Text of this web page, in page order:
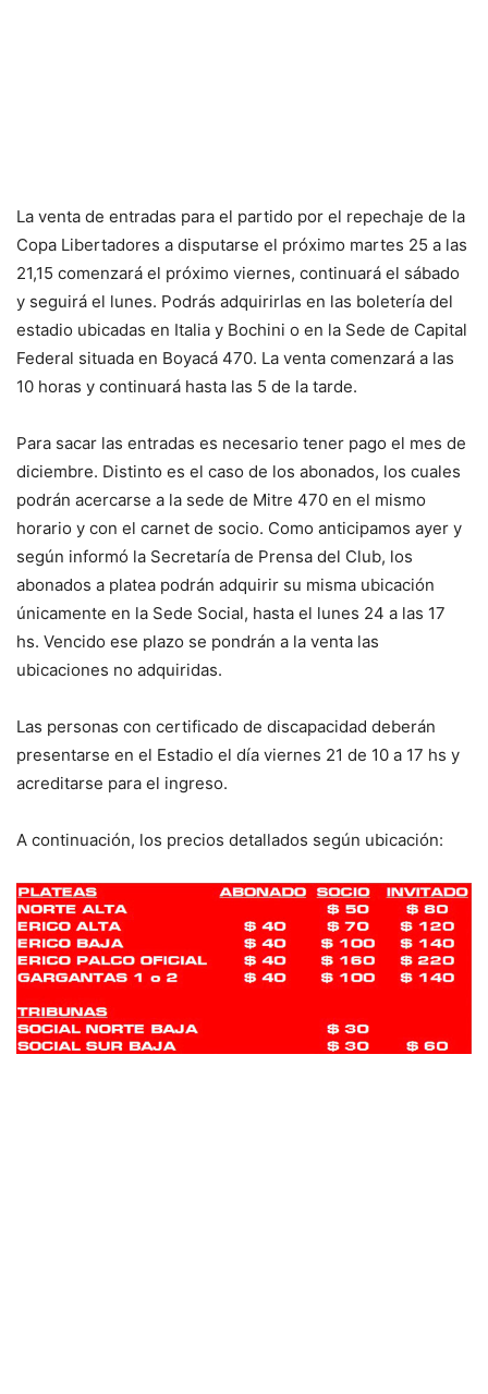
La venta de entradas para el partido por el repechaje de la
Copa Libertadores a disputarse el próximo martes 25 a las
21,15 comenzará el próximo viernes, continuará el sábado
y seguirá el lunes. Podrás adquirirlas en las boletería del
estadio ubicadas en Italia y Bochini o en la Sede de Capital
Federal situada en Boyacá 470. La venta comenzará a las
10 horas y continuará hasta las 5 de la tarde.
Para sacar las entradas es necesario tener pago el mes de
diciembre. Distinto es el caso de los abonados, los cuales
podrán acercarse a la sede de Mitre 470 en el mismo
horario y con el carnet de socio. Como anticipamos ayer y
según informó la Secretaría de Prensa del Club, los
abonados a platea podrán adquirir su misma ubicación
únicamente en la Sede Social, hasta el lunes 24 a las 17
hs. Vencido ese plazo se pondrán a la venta las
ubicaciones no adquiridas.
Las personas con certificado de discapacidad deberán
presentarse en el Estadio el día viernes 21 de 10 a 17 hs y
acreditarse para el ingreso.
A continuación, los precios detallados según ubicación: